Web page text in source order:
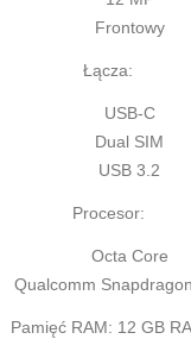
Frontowy
Łącza:
USB-C
Dual SIM
USB 3.2
Procesor:
Octa Core
Qualcomm
Pamięć RAM: 12 GB